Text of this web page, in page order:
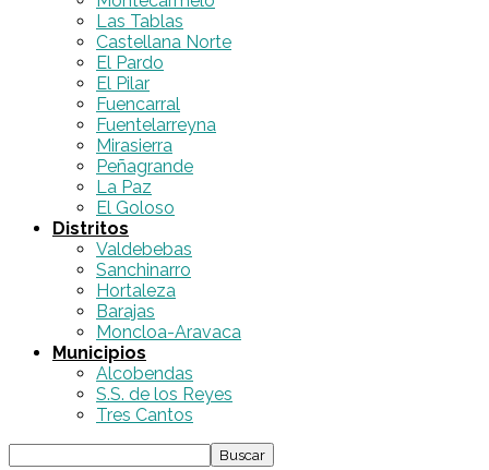
Las Tablas
Castellana Norte
El Pardo
El Pilar
Fuencarral
Fuentelarreyna
Mirasierra
Peñagrande
La Paz
El Goloso
Distritos
Valdebebas
Sanchinarro
Hortaleza
Barajas
Moncloa-Aravaca
Municipios
Alcobendas
S.S. de los Reyes
Tres Cantos